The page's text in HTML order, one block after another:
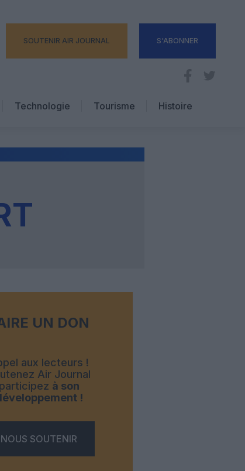
SOUTENIR AIR JOURNAL S'ABONNER
Technologie
Tourisme
Hôtellerie
Histoire
UN DON
aux lecteurs !
Air Journal
participez à son
!
NOUS SOUTENIR